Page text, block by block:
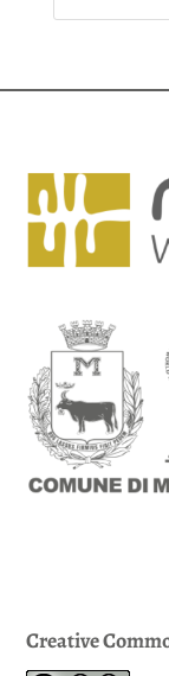
Creative